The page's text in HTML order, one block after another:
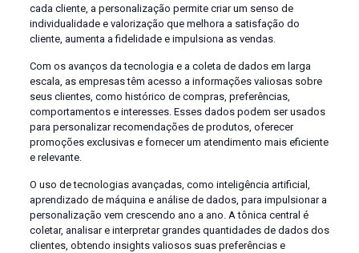
cada cliente, a personalização permite criar um senso de
individualidade e valorização que melhora a satisfação do
cliente, aumenta a fidelidade e impulsiona as vendas.
Com os avanços da tecnologia e a coleta de dados em larga
escala, as empresas têm acesso a informações valiosas sobre
seus clientes, como histórico de compras, preferências,
comportamentos e interesses. Esses dados podem ser usados
para personalizar recomendações de produtos, oferecer
promoções exclusivas e fornecer um atendimento mais eficiente
e relevante.
O uso de tecnologias avançadas, como inteligência artificial,
aprendizado de máquina e análise de dados, para impulsionar a
personalização vem crescendo ano a ano. A tônica central é
coletar, analisar e interpretar grandes quantidades de dados dos
clientes, obtendo insights valiosos suas preferências e